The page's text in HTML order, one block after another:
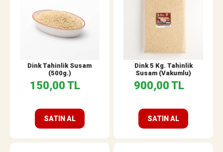
Dink Tahinlik Susam
(500g.)
150,00 TL
SATIN AL
Dink 5 Kg. Tahinlik
Susam (Vakumlu)
900,00 TL
SATIN AL